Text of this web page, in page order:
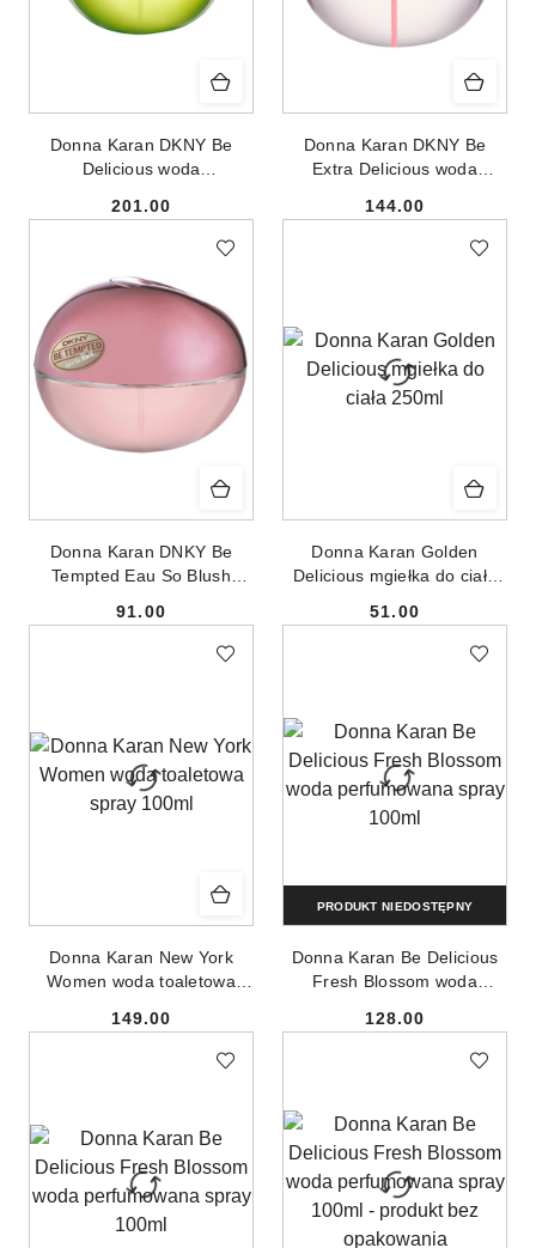
Donna Karan DKNY Be
Delicious woda
Cena:
201.00
Donna Karan DKNY Be
Extra Delicious woda
Cena:
144.00
Donna Karan DNKY Be
Tempted Eau So Blush
50mlCena:
91.00
Donna Karan Golden
Delicious mgiełka do ciała
Cena:
51.00
Donna Karan New York
Women woda toaletowa
Cena:
149.00
Donna Karan Be Delicious
Fresh Blossom woda
Cena:
128.00
PRODUKT NIEDOSTĘPNY